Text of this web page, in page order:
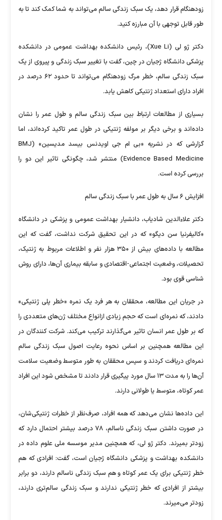
زودهنگام قرار دهد، یک سبک زندگی سالم می‌تواند به شما کمک کند تا به
طور قابل توجهی با آن مبارزه کنید.
دکتر ژو لی (Xue Li)، رئیس دانشکده بهداشت عمومی در دانشکده
پزشکی دانشگاه ژجیان در چین، گفت با تغییر سبک زندگی و پیروی از یک
سبک زندگی سالم، خطر مرگ زودهنگام می‌تواند تا حدود ۶۲ درصد در
افراد دارای استعداد ژنتیکی کاهش یابد.
بسیاری از مطالعات ارتباط بین سبک زندگی سالم و طول عمر را نشان
داده‌اند و برخی دیگر بر مولفه ژنتیکی در طول عمر تاکید کرده‌اند، اما
گزارشی که در نشریه «بی ام جی اویدنس بیسد مدیسین» (BMJ
Evidence Based Medicine) منتشر شد، چگونگی تاثیر این دو را
بررسی کرده است.
افزایش ۶ سال به طول عمر با سبک زندگی سالم
دکتر علاءالدین شادیاب، دانشیار بهداشت عمومی و پزشکی در دانشگاه
«کالیفرنیا سن دیگو» که در این تحقیق شرکت نداشت، گفت که این
مطالعه با داده‌های بیش از ۳۵۰ هزار نفر و اطلاعات مربوط به ژنتیک،
تحصیلات، وضعیت اجتماعی-اقتصادی و سابقه بیماری آن‌ها، دارای روش
شناسی قوی بود.
در جریان این مطالعه، محققان به هر فرد یک نمره «خطر پلی ژنتیکی»
دادند، که نمره‌ای است که حجم زیادی ازانواع مختلف ژن‌های متعددی را
که بر طول عمر انسان تاثیر می‌گذارند ترکیب می‌کند. شرکت کنندگان در
این مطالعه همچنین بر اساس نحوه رعایت اصول سبک زندگی سالم
نمره‌ای دریافت کردند و سپس محققان به طور متوسط وضعیت سلامت
آن‌ها را به مدت ۱۳ سال مورد پیگیری قرار دادند تا مشخص شود این افراد
عمر کوتاه، متوسط یا طولانی دارند.
این داده‌ها نشان می‌دهد که همه افراد، صرف‌نظر از خطرات ژنتیکی‌شان،
در صورت داشتن سبک زندگی ناسالم، ۷۸ درصد بیشتر احتمال دارد که
زودتر بمیرند. دکتر ژو لی، که همچنین مدیر موسسه ملی علوم داده در
دانشکده بهداشت و پزشکی دانشگاه ژجیان است، گفت: افرادی که هم
خطر ژنتیکی برای یک عمر کوتاه و هم سبک زندگی ناسالم دارند، دو برابر
بیشتر از افرادی که خطر ژنتیکی ندارند و سبک زندگی سالم‌تری دارند،
زودتر می‌میرند.